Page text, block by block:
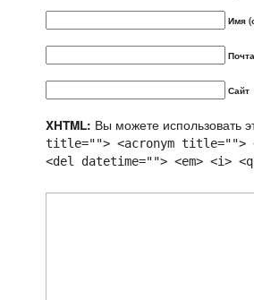
Имя
Сайт
XHTML: Вы можете использовать
title=""> <acronym title="">
<del datetime=""> <em> <i>